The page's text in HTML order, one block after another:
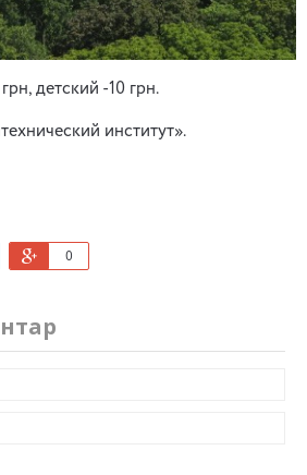
детский -10 грн.
институт».
0